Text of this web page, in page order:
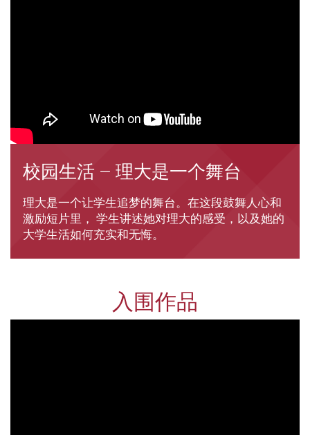
校园生活 – 理大是一个舞台
理大是一个让学生追梦的舞台。在这段鼓舞人心和
激励短片里， 学生讲述她对理大的感受，以及她的
大学生活如何充实和无悔。
入围作品